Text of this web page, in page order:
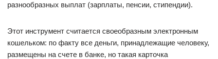
разнообразных выплат (зарплаты, пенсии, стипендии).
Этот инструмент считается своеобразным электронным
кошельком: по факту все деньги, принадлежащие человеку,
размещены на счете в банке, но такая карточка